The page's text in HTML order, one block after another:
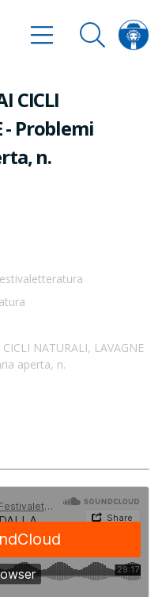
CICLI
- Problemi
n.
NATURALI, LAVAGNE
aperta, n.